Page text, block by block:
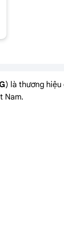
) là thương
Nam.